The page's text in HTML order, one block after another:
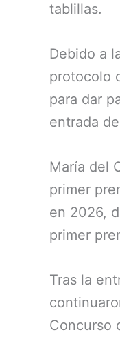
tablillas.
Debido a
protocolo
para dar
entrada
María del
primer
en 2026,
primer
Tras la
Concurso